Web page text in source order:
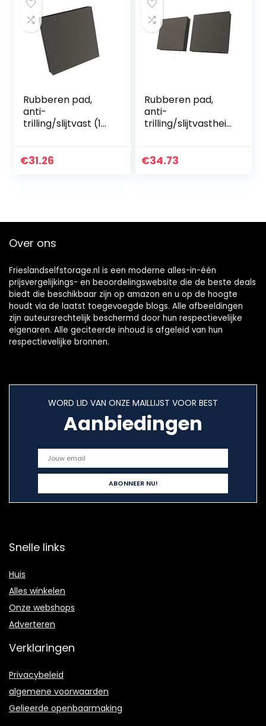
Rubberen pad,
anti-
trilling/slijtvast (1
machines
€31.26
Rubberen pad,
anti-
trilling/slijtvastheid
machines
€34.73
Over ons
Frieslandselfstorage.nl is een moderne alles-in-één
prijsvergelijkings- en beoordelingswebsite die de beste deals
biedt die beschikbaar zijn op amazon en u op de hoogte
houdt via de laatst toegevoegde blogs. Alle afbeeldingen
zijn auteursrechtelijk beschermd door hun respectievelijke
eigenaren. Alle geciteerde inhoud is afgeleid van hun
respectievelijke bronnen.
WORD LID VAN ONZE MAILLIJST VOOR BEST
Aanbiedingen
Snelle links
Huis
Alles winkelen
Onze webshops
Adverteren
Verklaringen
Privacybeleid
algemene voorwaarden
Gelieerde openbaarmaking